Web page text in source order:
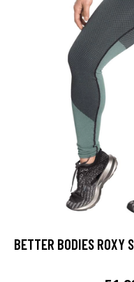
BETTER BODIES ROXY